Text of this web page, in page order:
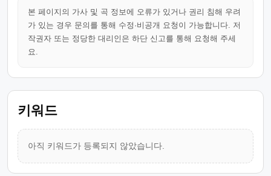
본 페이지의 가사 및 곡 정보에 오류가 있거나 권리 침해 우려
가 있는 경우 문의를 통해 수정·비공개 요청이 가능합니다. 저
작권자 또는 정당한 대리인은 하단 신고를 통해 요청해 주세
요.
키워드
아직 키워드가 등록되지 않았습니다.